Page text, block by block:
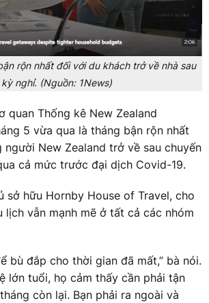
rộn nhất đối với du khách trở về nhà sau
kỳ nghỉ. (Nguồn: 1News)
quan Thống kê New Zealand
5 vừa qua là tháng bận rộn nhất
người New Zealand trở về sau chuyến
cả mức trước đại dịch Covid-19.
sở hữu Hornby House of Travel, cho
lịch vẫn mạnh mẽ ở tất cả các nhóm
bù đắp cho thời gian đã mất,” bà nói.
lớn tuổi, họ cảm thấy cần phải tận
còn lại. Bạn phải ra ngoài và